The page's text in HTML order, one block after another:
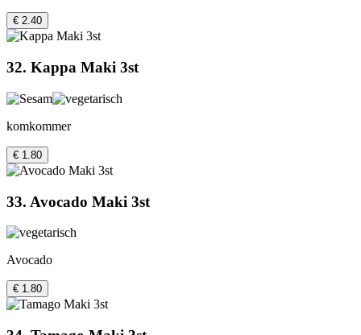
€ 2.40
32. Kappa Maki 3st
komkommer
€ 1.80
33. Avocado Maki 3st
Avocado
€ 1.80